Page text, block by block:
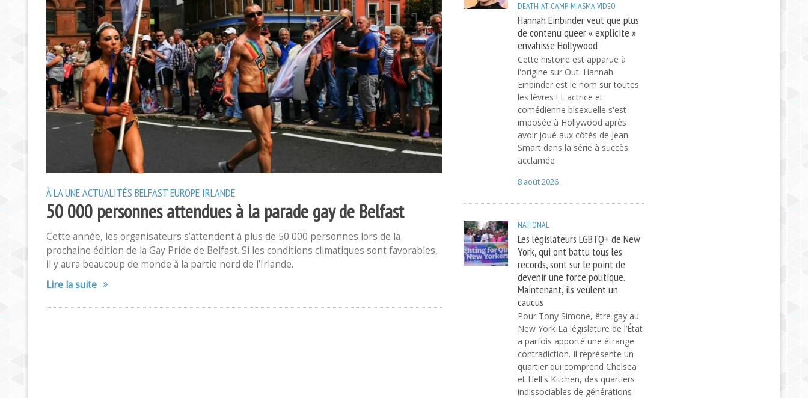
À LA UNEACTUALITÉS BELFASTEUROPE IRLANDE
50 000 personnes attendues à la parade gay de Belfast
Cette année, les organisateurs s’attendent à plus de 50 000 personnes lors de la
prochaine édition de la Gay Pride de Belfast. Si les conditions climatiques sont favorables,
il y aura beaucoup de monde à la partie nord de l’Irlande.
Lire la suite
DEATH-AT-CAMP-MIASMAVIDEO
Hannah Einbinder veut que plus
de contenu queer « explicite »
envahisse Hollywood
Cette histoire est apparue à
l'origine sur Out. Hannah
Einbinder est le nom sur toutes
les lèvres ! L'actrice et
comédienne bisexuelle s'est
imposée à Hollywood après
avoir joué aux côtés de Jean
Smart dans la série à succès
acclamée
8 août 2026
NATIONAL
Les législateurs LGBTQ+ de New
York, qui ont battu tous les
records, sont sur le point de
devenir une force politique.
Maintenant, ils veulent un
caucus
Pour Tony Simone, être gay au
New York La législature de l’État
a parfois apporté une étrange
contradiction. Il représente un
quartier qui comprend Chelsea
et Hell's Kitchen, des quartiers
indissociables de générations